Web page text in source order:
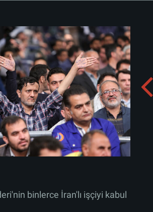
binlerce İran'lı işçiyi kabul
Albümü indirin:
binlerce İran'lı işçiyi kabul